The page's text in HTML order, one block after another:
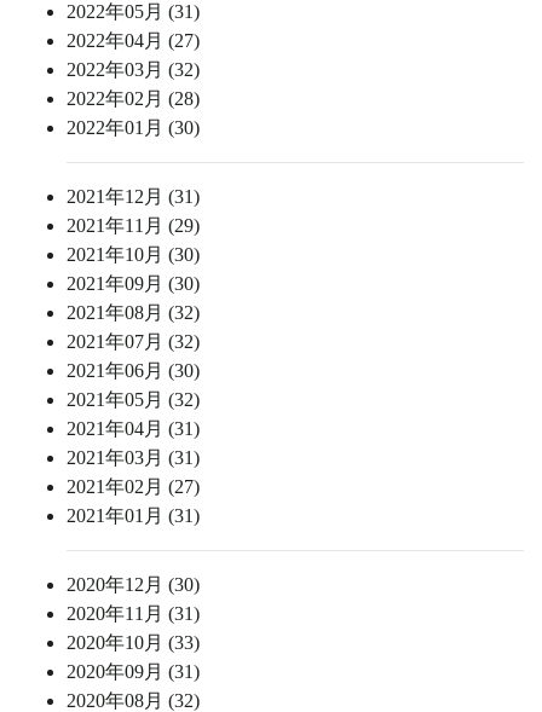
2022年05月 (31)
2022年04月 (27)
2022年03月 (32)
2022年02月 (28)
2022年01月 (30)
2021年12月 (31)
2021年11月 (29)
2021年10月 (30)
2021年09月 (30)
2021年08月 (32)
2021年07月 (32)
2021年06月 (30)
2021年05月 (32)
2021年04月 (31)
2021年03月 (31)
2021年02月 (27)
2021年01月 (31)
2020年12月 (30)
2020年11月 (31)
2020年10月 (33)
2020年09月 (31)
2020年08月 (32)